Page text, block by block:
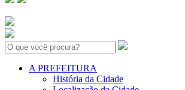
Search:
A PREFEITURA
História da Cidade